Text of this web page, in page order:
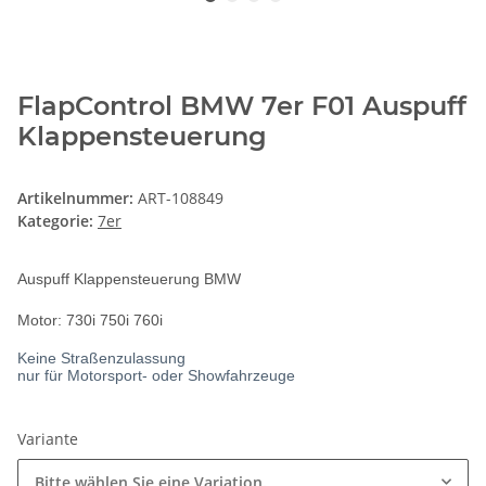
FlapControl BMW 7er F01 Auspuff
Klappensteuerung
Artikelnummer: ART-108849
Kategorie: 7er
Auspuff Klappensteuerung BMW
Motor: 730i 750i 760i
Keine Straßenzulassung
nur für Motorsport- oder Showfahrzeuge
Variante